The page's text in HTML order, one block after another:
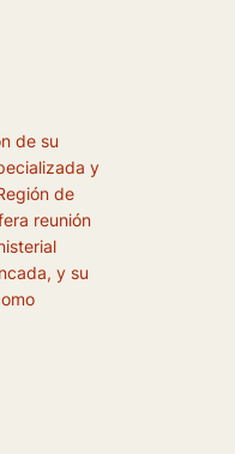
de su
y
de
reunión
y su